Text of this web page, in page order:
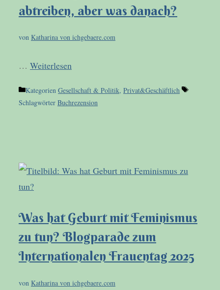
abtreiben, aber was danach?
von Katharina von ichgebaere.com
… Weiterlesen
Kategorien Gesellschaft & Politik, Privat&Geschäftlich
Schlagwörter Buchrezension
Was hat Geburt mit Feminismus
zu tun? Blogparade zum
Internationalen Frauentag 2025
von Katharina von ichgebaere.com